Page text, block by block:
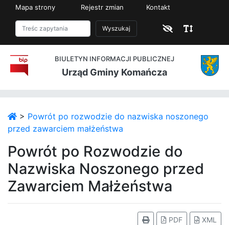
Mapa strony Rejestr zmian Kontakt
Wyszukaj
BIULETYN INFORMACJI PUBLICZNEJ
Urząd Gminy Komańcza
> Powrót po rozwodzie do nazwiska noszonego
przed zawarciem małżeństwa
Powrót po Rozwodzie do
Nazwiska Noszonego przed
Zawarciem Małżeństwa
PDF XML